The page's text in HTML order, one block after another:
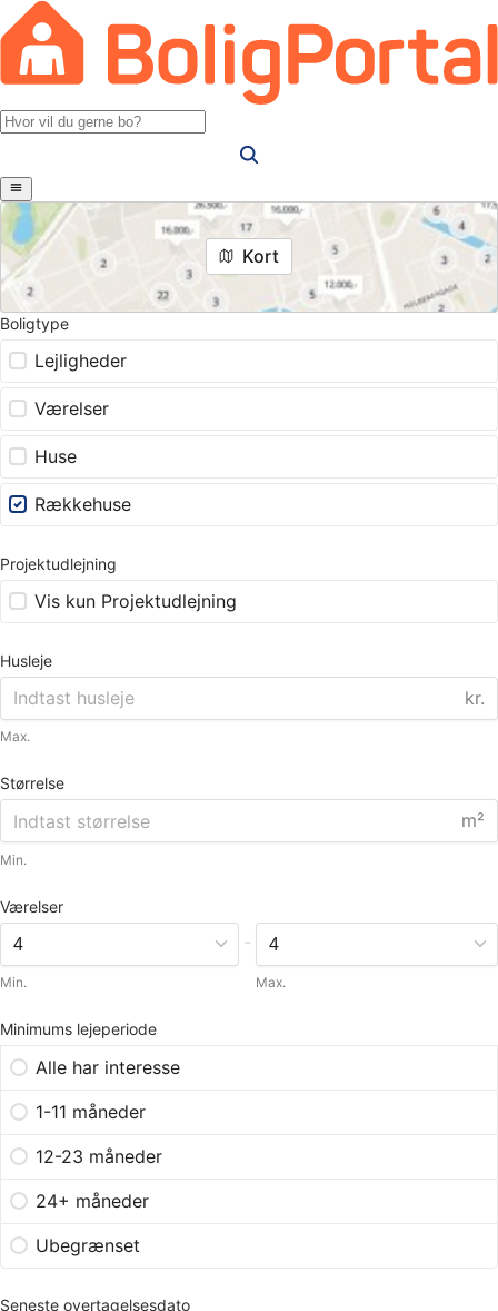
Kort
Boligtype
Lejligheder
Værelser
Huse
Rækkehuse
Projektudlejning
Vis kun Projektudlejning
Husleje
kr.
Max.
Størrelse
m²
Min.
Værelser
Min.
-
Max.
Minimums lejeperiode
Alle har interesse
1-11 måneder
12-23 måneder
24+ måneder
Ubegrænset
Seneste overtagelsesdato